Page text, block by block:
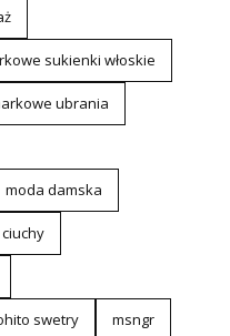
sukienki włoskie
ubrania
moda damska
swetry msngr